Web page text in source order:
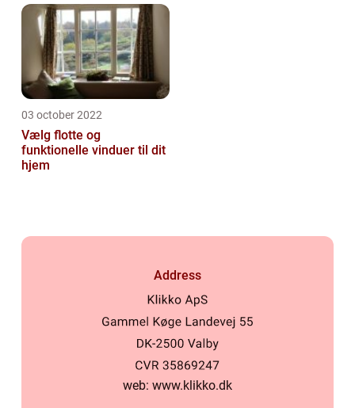
03 october 2022
Vælg flotte og
funktionelle vinduer til dit
hjem
Address
web: www.klikko.dk